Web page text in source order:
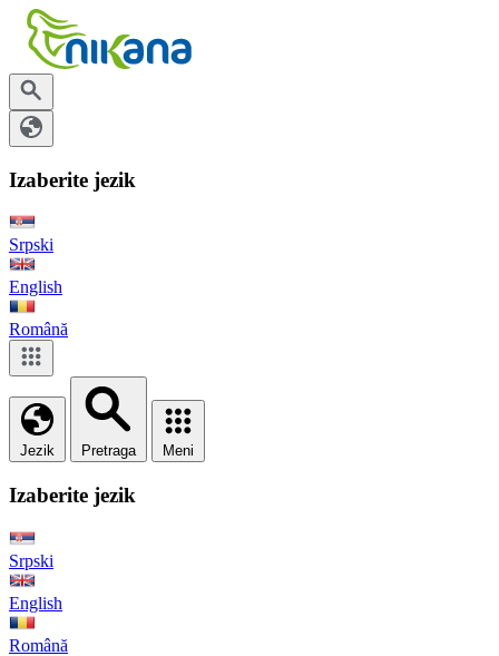
Izaberite jezik
Srpski
English
Română
Jezik Pretraga Meni
Izaberite jezik
Srpski
English
Română